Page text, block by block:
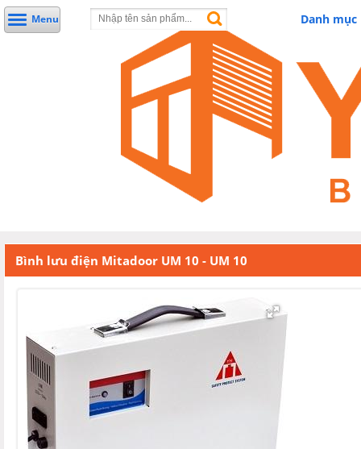
Danh mục
Menu
Bình lưu điện Mitadoor UM 10 - UM 10